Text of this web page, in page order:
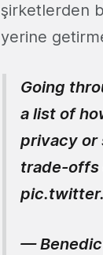
şirketlerden
yerine
Going
a list of
privacy or
trade-offs
—